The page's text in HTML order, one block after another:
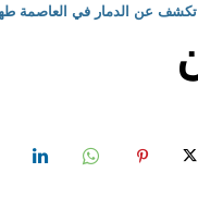
تكشف عن الدمار في العاصمة